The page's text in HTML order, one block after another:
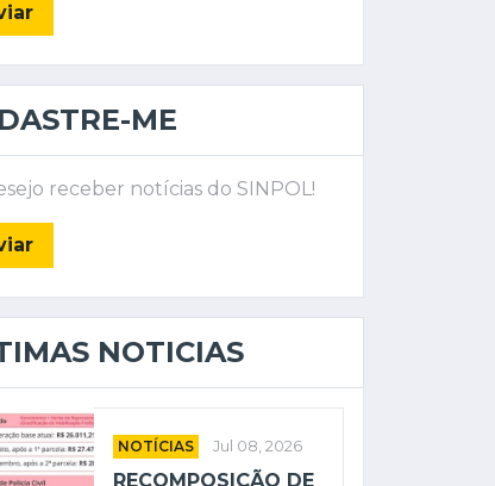
ME
receber notícias do SINPOL!
NOTICIAS
NOTÍCIAS Jul 08, 2026
RECOMPOSIÇÃO DE